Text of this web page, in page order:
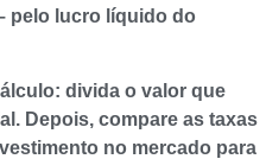
pelo lucro líquido do
divida o valor que
Depois, compare as taxas
no mercado para